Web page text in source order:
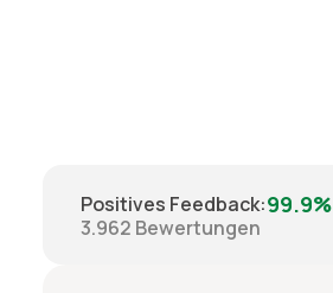
Positives Feedback:99.9%
3.962 Bewertungen